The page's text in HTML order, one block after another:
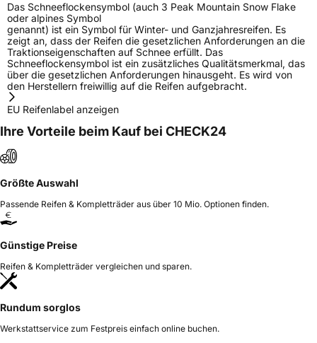
Das Schneeflockensymbol (auch 3 Peak Mountain Snow Flake
oder alpines Symbol
genannt) ist ein Symbol für Winter- und Ganzjahresreifen. Es
zeigt an, dass der Reifen die gesetzlichen Anforderungen an die
Traktionseigenschaften auf Schnee erfüllt. Das
Schneeflockensymbol ist ein zusätzliches Qualitätsmerkmal, das
über die gesetzlichen Anforderungen hinausgeht. Es wird von
den Herstellern freiwillig auf die Reifen aufgebracht.
EU Reifenlabel anzeigen
Ihre Vorteile beim Kauf bei CHECK24
Größte Auswahl
Passende Reifen & Kompletträder aus über 10 Mio. Optionen finden.
Günstige Preise
Reifen & Kompletträder vergleichen und sparen.
Rundum sorglos
Werkstattservice zum Festpreis einfach online buchen.